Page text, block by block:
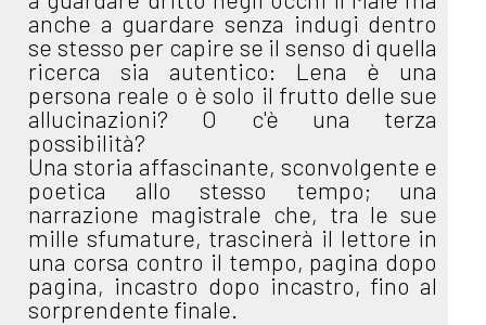
anche a guardare senza indugi dentro
se stesso per capire se il senso di quella
ricerca sia autentico: Lena è una
persona reale o è solo il frutto delle sue
allucinazioni? O c'è una terza
possibilità?
Una storia affascinante, sconvolgente e
poetica allo stesso tempo; una
narrazione magistrale che, tra le sue
mille sfumature, trascinerà il lettore in
una corsa contro il tempo, pagina dopo
pagina, incastro dopo incastro, fino al
sorprendente finale.